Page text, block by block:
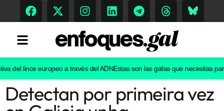
Tendencias
lince europeo a través del ADNEstas son las gafas que necesitas para
Detectan por primeira vez